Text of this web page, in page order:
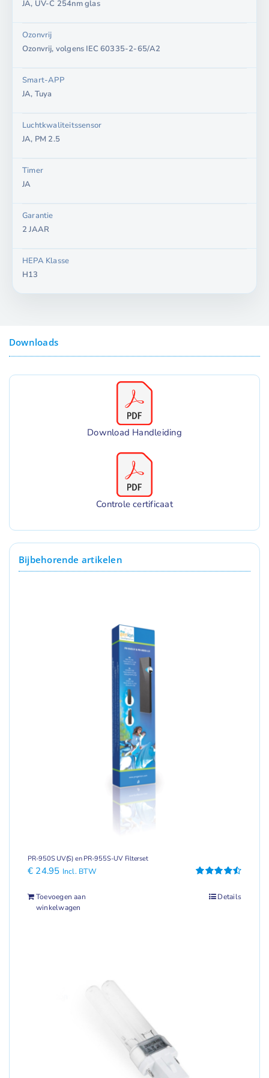
JA, UV-C 254nm glas
Ozonvrij
Ozonvrij, volgens IEC 60335-2-65/A2
Smart-APP
JA, Tuya
Luchtkwaliteitssensor
JA, PM 2.5
Timer
JA
Garantie
2 JAAR
HEPA Klasse
H13
Downloads
Download Handleiding
Controle certificaat
Bijbehorende artikelen
PR-950S UV(S) en PR-955S-UV Filterset
4.54uit 5
€ 24.95 Incl. BTW
Toevoegen aan
winkelwagen
Details